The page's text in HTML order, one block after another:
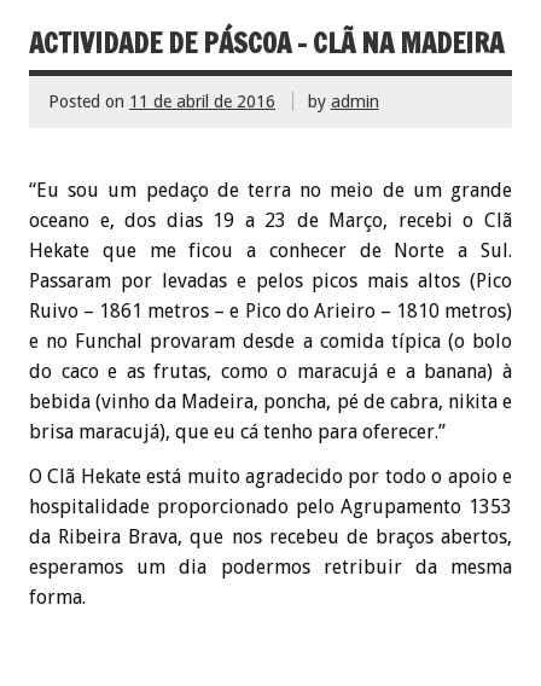
ACTIVIDADE DE PÁSCOA – CLÃ NA MADEIRA
Posted on 11 de abril de 2016 by admin
“Eu sou um pedaço de terra no meio de um grande
oceano e, dos dias 19 a 23 de Março, recebi o Clã
Hekate que me ficou a conhecer de Norte a Sul.
Passaram por levadas e pelos picos mais altos (Pico
Ruivo – 1861 metros – e Pico do Arieiro – 1810 metros)
e no Funchal provaram desde a comida típica (o bolo
do caco e as frutas, como o maracujá e a banana) à
bebida (vinho da Madeira, poncha, pé de cabra, nikita e
brisa maracujá), que eu cá tenho para oferecer.”
O Clã Hekate está muito agradecido por todo o apoio e
hospitalidade proporcionado pelo Agrupamento 1353
da Ribeira Brava, que nos recebeu de braços abertos,
esperamos um dia podermos retribuir da mesma
forma.